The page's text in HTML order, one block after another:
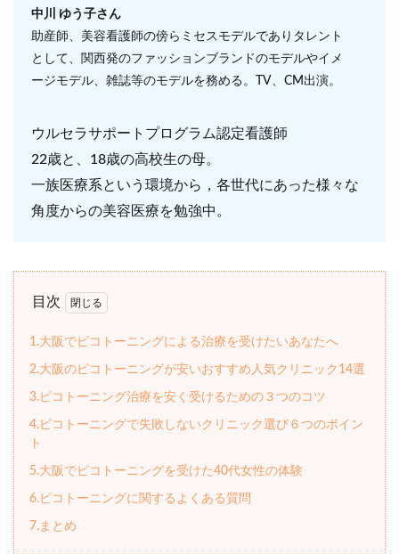
中川 ゆう子さん
助産師、美容看護師の傍らミセスモデルでありタレント
として、関西発のファッションブランドのモデルやイメ
ージモデル、雑誌等のモデルを務める。TV、CM出演。
ウルセラサポートプログラム認定看護師
22歳と、18歳の高校生の母。
一族医療系という環境から，各世代にあった様々な
角度からの美容医療を勉強中。
目次
1.大阪でピコトーニングによる治療を受けたいあなたへ
2.大阪のピコトーニングが安いおすすめ人気クリニック14選
3.ピコトーニング治療を安く受けるための３つのコツ
4.ピコトーニングで失敗しないクリニック選び６つのポイン
ト
5.大阪でピコトーニングを受けた40代女性の体験
6.ピコトーニングに関するよくある質問
7.まとめ